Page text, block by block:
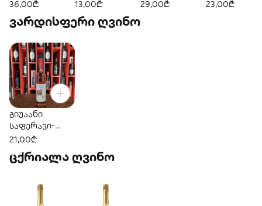
36,00₾
გორული
მწვანე
13,00₾ 29,00₾ 23,00₾
ვარდისფერი ღვინო
გიუაანი
საფერავი-
კაბერნე როზე
21,00₾
ცქრიალა ღვინო